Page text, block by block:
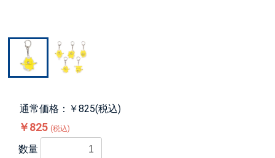
通常価格：￥825(税込)
￥825 (税込)
数量